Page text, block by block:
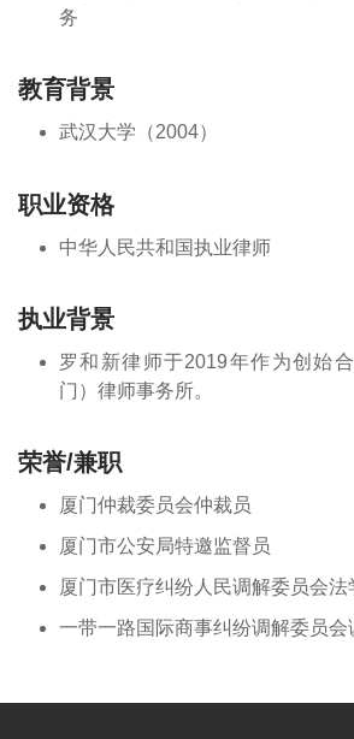
务
教育背景
武汉大学（2004）
职业资格
中华人民共和国执业律师
执业背景
罗和新律师于2019年作为创始
门）律师事务所。
荣誉/兼职
厦门仲裁委员会仲裁员
厦门市公安局特邀监督员
厦门市医疗纠纷人民调解委员会法
一带一路国际商事纠纷调解委员会